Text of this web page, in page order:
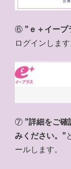
⑥ ” ｅ＋イープ
ログインします
⑦ ”詳細をご確
みください。 ”
ールします。